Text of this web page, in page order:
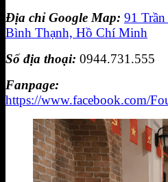
Địa chỉ Google Map: 91
Bình Thạnh, Hồ Chí Minh
Số địa thoại: 0944.731.555
Fanpage:
https://www.facebook.com/